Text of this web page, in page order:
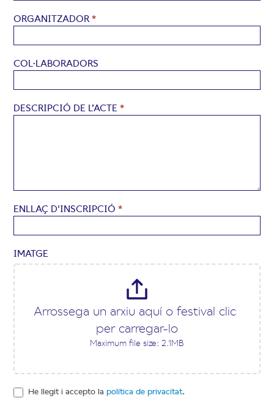
ORGANITZADOR*
COL·LABORADORS
DESCRIPCIÓ DE L’ACTE*
ENLLAÇ D'INSCRIPCIÓ*
IMATGE
Arrossega un arxiu aquí o festival clic
per carregar-lo
Maximum file size: 2.1MB
He llegit i accepto lapolítica de privacitat.